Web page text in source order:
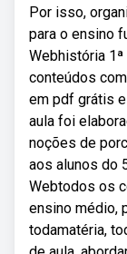
Por isso,
para o ensino
Webhistória
conteúdos
em pdf grátis
aula foi
noções de
aos alunos do
Webtodos os
ensino médio,
todamatéria,